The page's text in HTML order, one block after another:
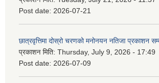
Post date: 2026-07-21
छात्रवृत्तिमा दोस्रो चरणको मनोनयन नतिजा प्रकाशन
प्रकाशन मिति: Thursday, July 9, 2026 - 17:49
Post date: 2026-07-09